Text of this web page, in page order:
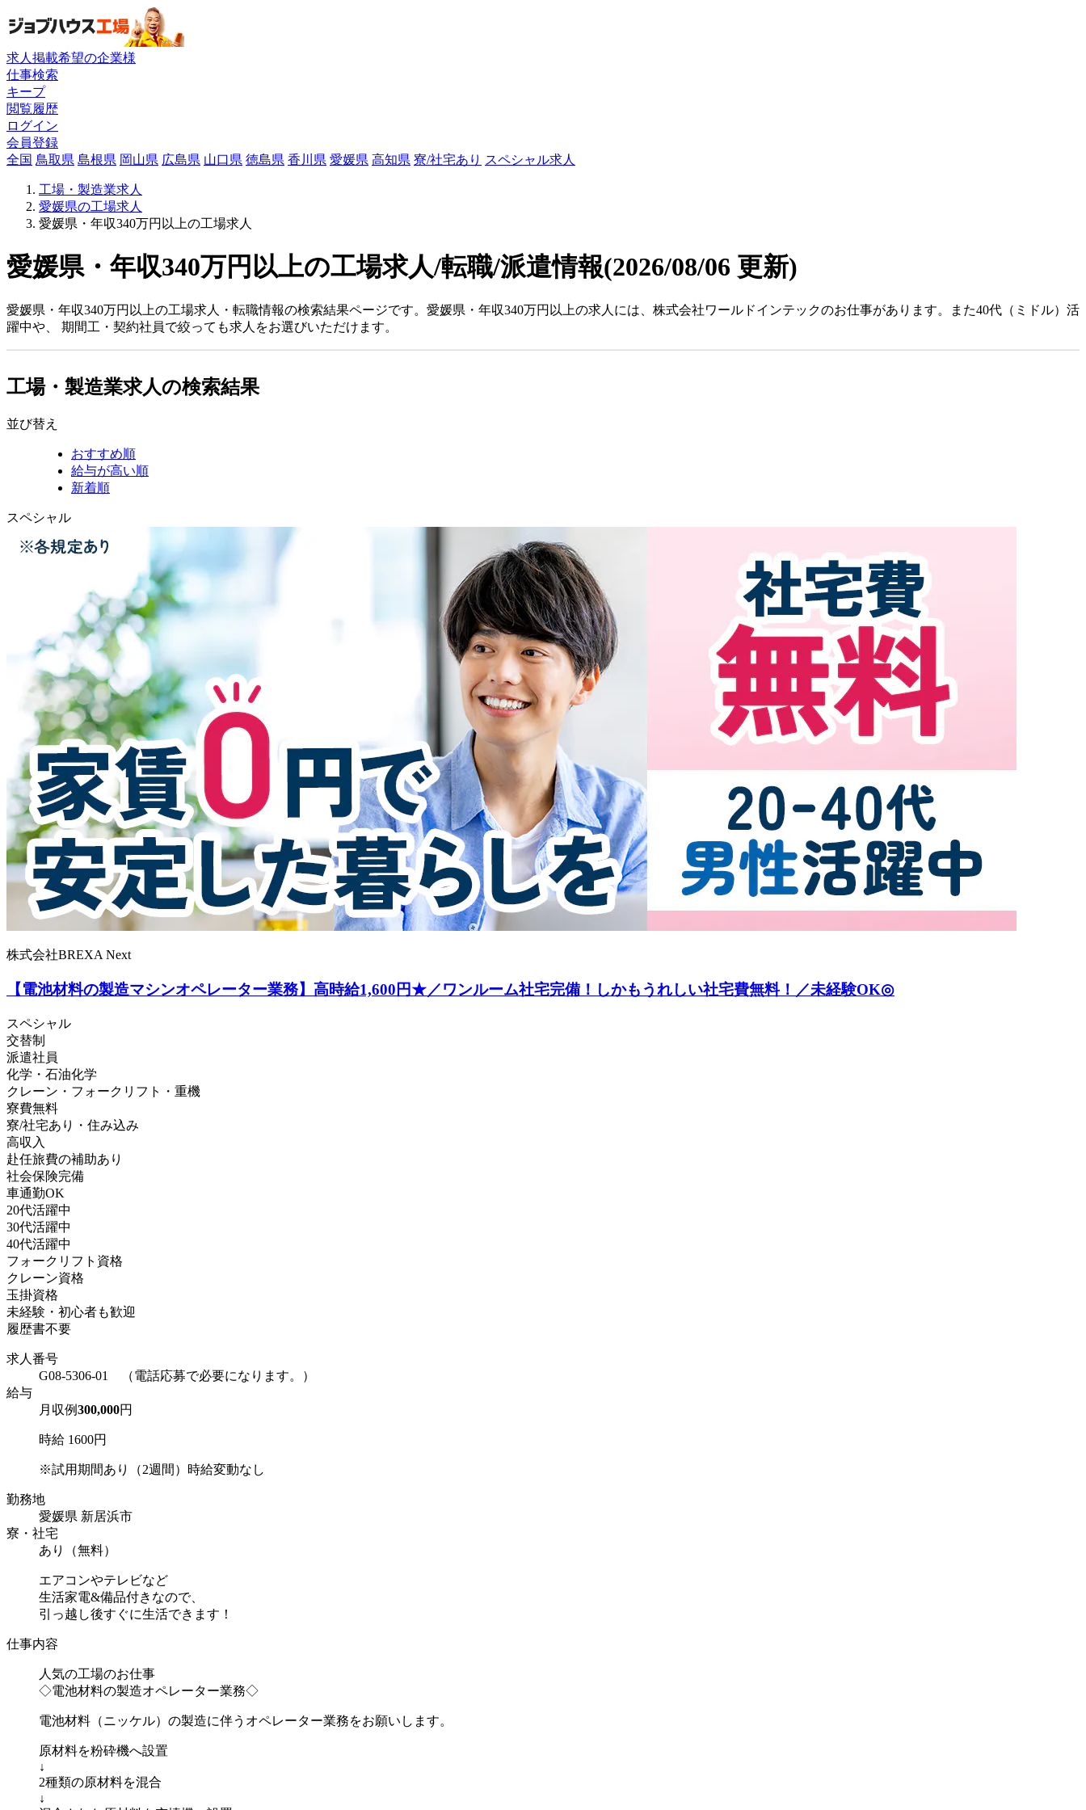
求人掲載希望の企業様
仕事検索
キープ
閲覧履歴
ログイン
会員登録
全国 鳥取県 島根県 岡山県 広島県 山口県 徳島県 香川県 愛媛県 高知県 寮/社宅あり スペシャル求人
工場・製造業求人
愛媛県の工場求人
愛媛県・年収340万円以上の工場求人
愛媛県・年収340万円以上の工場求人/転職/派遣情報(2026/08/06 更新)
愛媛県・年収340万円以上の工場求人・転職情報の検索結果ページです。愛媛県・年収340万円以上の求人には、株式会社ワールドインテックのお仕事があります。また40代（ミドル）活
躍中や、 期間工・契約社員で絞っても求人をお選びいただけます。
工場・製造業求人の検索結果
並び替え
おすすめ順
給与が高い順
新着順
スペシャル
株式会社BREXA Next
【電池材料の製造マシンオペレーター業務】高時給1,600円★／ワンルーム社宅完備！しかもうれしい社宅費無料！／未経験OK◎
スペシャル
交替制
派遣社員
化学・石油化学
クレーン・フォークリフト・重機
寮費無料
寮/社宅あり・住み込み
高収入
赴任旅費の補助あり
社会保険完備
車通勤OK
20代活躍中
30代活躍中
40代活躍中
フォークリフト資格
クレーン資格
玉掛資格
未経験・初心者も歓迎
履歴書不要
求人番号
G08-5306-01 （電話応募で必要になります。）
給与
月収例300,000円
時給 1600円
※試用期間あり（2週間）時給変動なし
勤務地
愛媛県 新居浜市
寮・社宅
あり（無料）
エアコンやテレビなど
生活家電&備品付きなので、
引っ越し後すぐに生活できます！
仕事内容
人気の工場のお仕事
◇電池材料の製造オペレーター業務◇
電池材料（ニッケル）の製造に伴うオペレーター業務をお願いします。
原材料を粉砕機へ設置
↓
2種類の原材料を混合
↓